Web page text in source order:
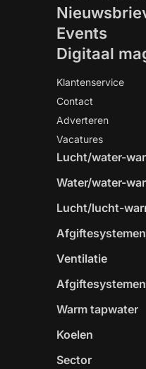
Events
Digitaal
Klantenservice
Contact
Adverteren
Vacatures
Lucht/water-
Water/water-
Lucht/lucht-
Afgiftesystemen
Ventilatie
Afgiftesystemen
Warm tapwater
Koelen
Sector